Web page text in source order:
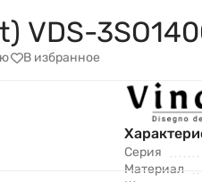
VDS-
В избранное
Серия
Материал